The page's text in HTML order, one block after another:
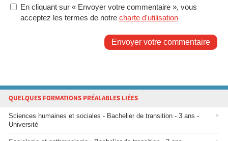
En cliquant sur « Envoyer votre commentaire », vous
acceptez les termes de notre charte d'utilisation
Envoyer votre commentaire
QUELQUES FORMATIONS PRÉALABLES LIÉES
Sciences humaines et sociales - Bachelier de transition - 3 ans -
Université